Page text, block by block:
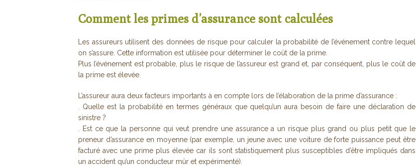
Comment les primes d’assurance sont calculées
Les assureurs utilisent des données de risque pour calculer la probabilité de l’événement contre lequel
on s’assure. Cette information est utilisée pour déterminer le coût de la prime.
Plus l’événement est probable, plus le risque de l’assureur est grand et, par conséquent, plus le coût de
la prime est élevée.
L’assureur aura deux facteurs importants à en compte lors de l’élaboration de la prime d’assurance :
. Quelle est la probabilité en termes généraux que quelqu’un aura besoin de faire une déclaration de
sinistre ?
. Est ce que la personne qui veut prendre une assurance a un risque plus grand ou plus petit que le
preneur d’assurance en moyenne (par exemple, un jeune avec une voiture de forte puissance peut être
facturé avec une prime plus élevée car ils sont statistiquement plus susceptibles d’être impliqués dans
un accident qu’un conducteur mûr et expérimenté).